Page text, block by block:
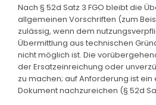
Nach § 52d Satz 3 FGO bleibt die
allgemeinen Vorschriften (zum
zulässig, wenn dem
Übermittlung aus technischen
nicht möglich ist. Die
der Ersatzeinreichung oder
zu machen; auf Anforderung ist
Dokument nachzureichen (§ 52d